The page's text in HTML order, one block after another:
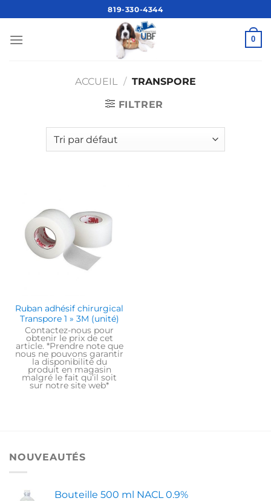
au
contenu
819-330-4344
0
ACCUEIL / TRANSPORE
FILTRER
Ruban adhésif chirurgical
Transpore 1 » 3M (unité)
Contactez-nous pour
obtenir le prix de cet
article. *Prendre note que
nous ne pouvons garantir
la disponibilité du
produit en magasin
malgré le fait qu’il soit
sur notre site web*
NOUVEAUTÉS
Bouteille 500 ml NACL 0.9%